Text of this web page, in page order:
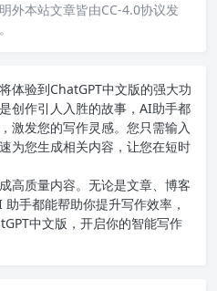
外本站文章皆由CC-4.0协议发
体验到ChatGPT中文版的强大功
创作引人入胜的故事，AI助手都
激发您的写作灵感。您只需输入
为您生成相关内容，让您在短时
高质量内容。无论是文章、博客
手都能帮助你提升写作效率，
中文版 ，开启你的智能写作